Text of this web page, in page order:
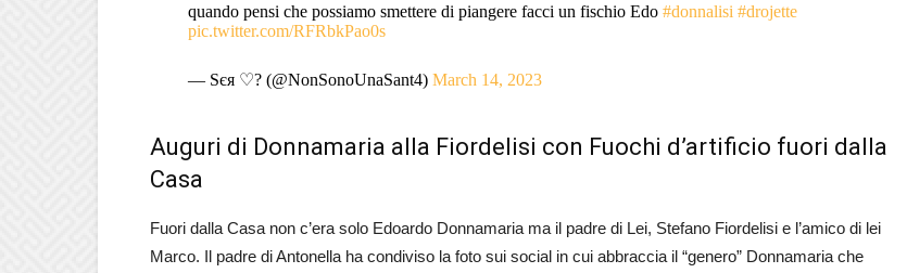
quando pensi che possiamo smettere di piangere facci un fischio Edo #donnalisi #drojette
pic.twitter.com/RFRbkPao0s
— Sєя ♡? (@NonSonoUnaSant4) March 14, 2023
Auguri di Donnamaria alla Fiordelisi con Fuochi d’artificio fuori dalla
Casa
Fuori dalla Casa non c’era solo Edoardo Donnamaria ma il padre di Lei, Stefano Fiordelisi e l’amico di lei
Marco. Il padre di Antonella ha condiviso la foto sui social in cui abbraccia il “genero” Donnamaria che